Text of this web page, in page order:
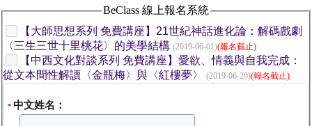
BeClass 線上報名系統
【大師思想系列 免費講座】21世紀神話進化論：解碼戲劇
〈三生三世十里桃花〉的美學結構 (2019-06-01)(報名截止)
【中西文化對談系列 免費講座】愛欲、情義與自我完成：
從文本間性解讀〈金瓶梅〉與〈紅樓夢〉
(2019-06-29)(報名截止)
*中文姓名：